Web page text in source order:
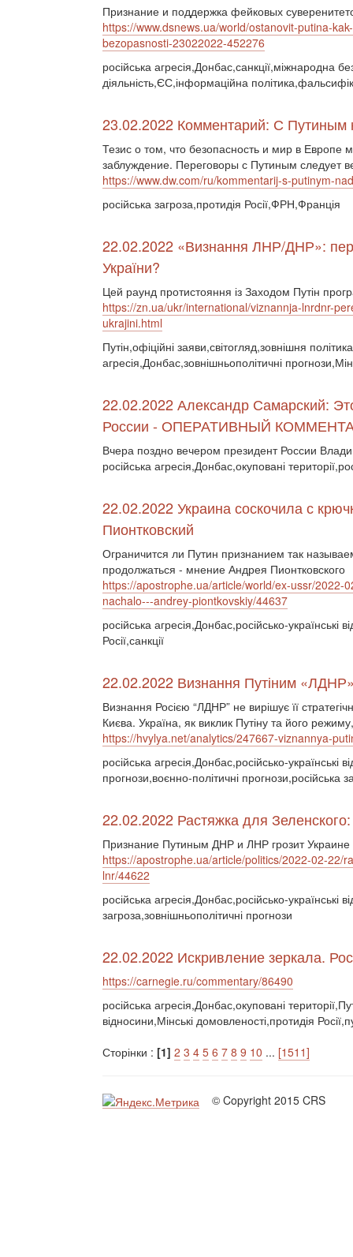
Признание и поддержка фейковых
https://www.dsnews.ua/world/ostanovit-putina-
bezopasnosti-23022022-452276
російська агресія,Донбас,санкції,міжнародна
діяльність,ЄС,інформаційна
23.02.2022 Комментарий: С Путиным
Тезис о том, что безопасность и мир в Европе
заблуждение. Переговоры с Путиным следует
https://www.dw.com/ru/kommentarij-s-putinym-
російська загроза,протидія Росії,ФРН,Франція
22.02.2022 «Визнання ЛНР/ДНР»:
України?
Цей раунд протистояння із Заходом Путін
https://zn.ua/ukr/international/viznannja-lnrdnr-
ukrajini.html
Путін,офіційні заяви,світогляд,зовнішня
агресія,Донбас,зовнішньополітичні
22.02.2022 Александр Самарский:
России - ОПЕРАТИВНЫЙ
Вчера поздно вечером президент России
російська агресія,Донбас,окуповані
22.02.2022 Украина соскочила с
Пионтковский
Ограничится ли Путин признанием так
продолжаться - мнение Андрея Пионтковского
https://apostrophe.ua/article/world/ex-ussr/
nachalo---andrey-piontkovskiy/44637
російська агресія,Донбас,російсько-українські
Росії,санкції
22.02.2022 Визнання Путіним
Визнання Росією “ЛДНР” не вирішує її
Києва. Україна, як виклик Путіну та його
https://hvylya.net/analytics/247667-viznannya-
російська агресія,Донбас,російсько-українські
прогнози,воєнно-політичні прогнози,російська
22.02.2022 Растяжка для
Признание Путиным ДНР и ЛНР грозит
https://apostrophe.ua/article/politics/2022-02-22/
lnr/44622
російська агресія,Донбас,російсько-українські
загроза,зовнішньополітичні прогнози
22.02.2022 Искривление зеркала.
https://carnegie.ru/commentary/86490
російська агресія,Донбас,окуповані
відносини,Мінські домовленості,протидія
Сторінки : [1] 2 3 4 5 6 7 8 9 10 ... [1511]
© Copyright 2015 CRS